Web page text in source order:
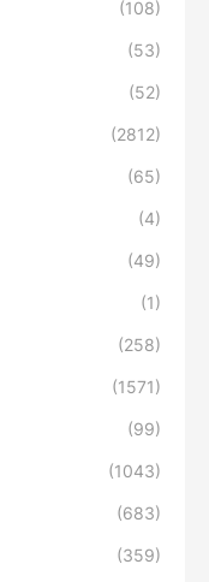
(108)
(53)
(52)
(2812)
(65)
(4)
(49)
(1)
(258)
(1571)
(99)
(1043)
(683)
(359)